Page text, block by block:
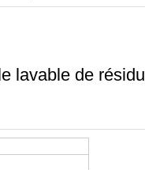
lavable de résidu